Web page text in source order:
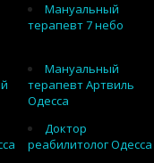
Мануальный
терапевт 7 небо
Мануальный
терапевт Артвиль
Одесса
Доктор
реабилитолог Одесса